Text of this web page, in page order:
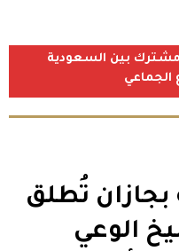
مشترك بين السعودية
الجماعي
بجازان تُطلق
الوعي